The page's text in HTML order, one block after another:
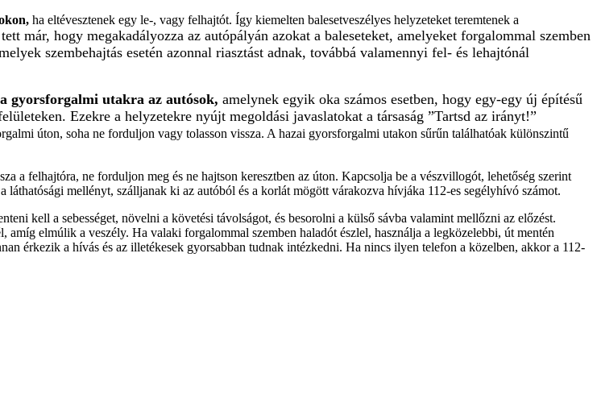
ha eltévesztenek egy le-, vagy felhajtót. Így kiemelten balesetveszélyes helyzeteket teremtenek a
már, hogy megakadályozza az autópályán azokat a baleseteket, amelyeket forgalommal szemben
szembehajtás esetén azonnal riasztást adnak, továbbá valamennyi fel- és lehajtónál
gyorsforgalmi utakra az autósok, amelynek egyik oka számos esetben, hogy egy-egy új építésű
Ezekre a helyzetekre nyújt megoldási javaslatokat a társaság ”Tartsd az irányt!”
úton, soha ne forduljon vagy tolasson vissza. A hazai gyorsforgalmi utakon sűrűn találhatóak különszintű
a felhajtóra, ne forduljon meg és ne hajtson keresztben az úton. Kapcsolja be a vészvillogót, lehetőség szerint
mellényt, szálljanak ki az autóból és a korlát mögött várakozva hívjáka 112-es segélyhívó számot.
kell a sebességet, növelni a követési távolságot, és besorolni a külső sávba valamint mellőzni az előzést.
elmúlik a veszély. Ha valaki forgalommal szemben haladót észlel, használja a legközelebbi, út mentén
érkezik a hívás és az illetékesek gyorsabban tudnak intézkedni. Ha nincs ilyen telefon a közelben, akkor a 112-